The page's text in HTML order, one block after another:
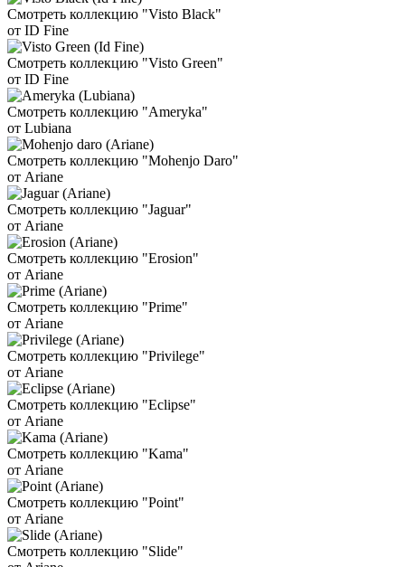
Смотреть коллекцию "Visto Black"
от ID Fine
Смотреть коллекцию "Visto Green"
от ID Fine
Смотреть коллекцию "Ameryka"
от Lubiana
Смотреть коллекцию "Mohenjo Daro"
от Ariane
Смотреть коллекцию "Jaguar"
от Ariane
Смотреть коллекцию "Erosion"
от Ariane
Смотреть коллекцию "Prime"
от Ariane
Смотреть коллекцию "Privilege"
от Ariane
Смотреть коллекцию "Eclipse"
от Ariane
Смотреть коллекцию "Kama"
от Ariane
Смотреть коллекцию "Point"
от Ariane
Смотреть коллекцию "Slide"